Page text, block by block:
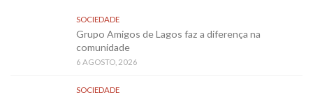
SOCIEDADE
Grupo Amigos de Lagos faz a diferença na
comunidade
6 AGOSTO, 2026
SOCIEDADE